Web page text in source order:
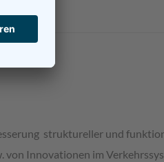
struktureller und
von Innovationen im